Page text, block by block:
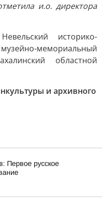
и.о. директора
историко-
мемориальный
областной
и архивного
Первое русское